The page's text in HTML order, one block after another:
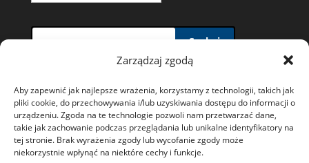
Zarządzaj zgodą
Aby zapewnić jak najlepsze wrażenia, korzystamy z technologii, takich jak
pliki cookie, do przechowywania i/lub uzyskiwania dostępu do informacji o
urządzeniu. Zgoda na te technologie pozwoli nam przetwarzać dane,
takie jak zachowanie podczas przeglądania lub unikalne identyfikatory na
tej stronie. Brak wyrażenia zgody lub wycofanie zgody może
niekorzystnie wpłynąć na niektóre cechy i funkcje.
Szukaj
Polityka prywatności i wykorzystywania plików
Cookies